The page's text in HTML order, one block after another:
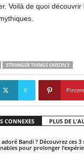
Voilà de quoi découvrir
STRANGER THINGS SAISON 5
X
CONNEXES PLUS DE
adoré Bandi ? Découvrez ces
pour prolonger